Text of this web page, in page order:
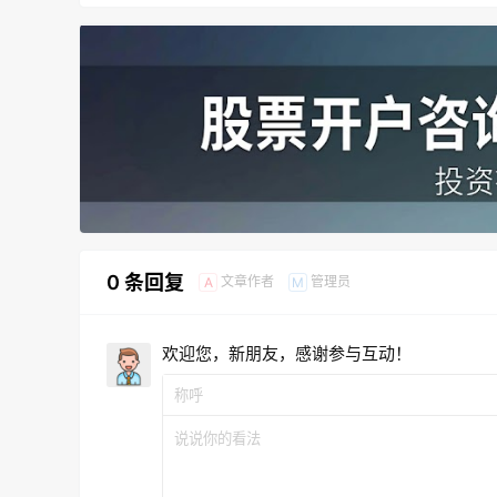
0 条回复 A 文章作者 M 管理员
欢迎您，新朋友，感谢参与互动！